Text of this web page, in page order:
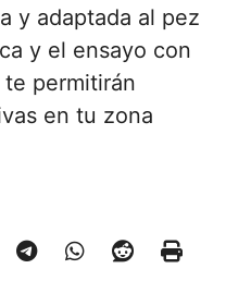
y adaptada al pez
y el ensayo con
permitirán
en tu zona